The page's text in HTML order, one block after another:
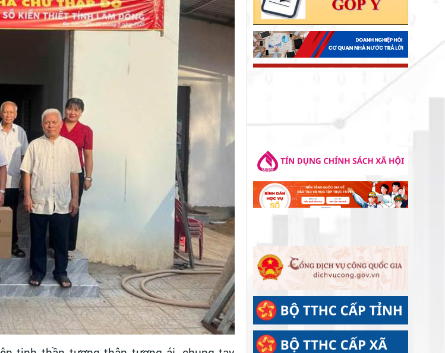
mừng Đại lễ Phật đản năm 2026
Khối thi đua số 2 tổ chức ký kết giao
ước thi đua năm 2026
ẤM ÁP HOẠT ĐỘNG "ĐỀN ƠN ĐÁP
GẶP MẶT, TẶNG QUÀ NGƯỜI CÓ
CÔNG NHÂN DỊP KỶ NIỆM 79 NĂM
LIỆT SĨ
ĐẢNG ỦY CƠ SỞ CÁC CƠ QUAN
ĐẢNG XÃ ĐẠ TẺH TỔ CHỨC THĂM
HỎI, TẶNG QUÀ GIA ĐÌNH CHÍNH
SÁCH NHÂN KỶ NIỆM 79 NĂM NGÀY
THƯƠNG BINH - LIỆT SĨ